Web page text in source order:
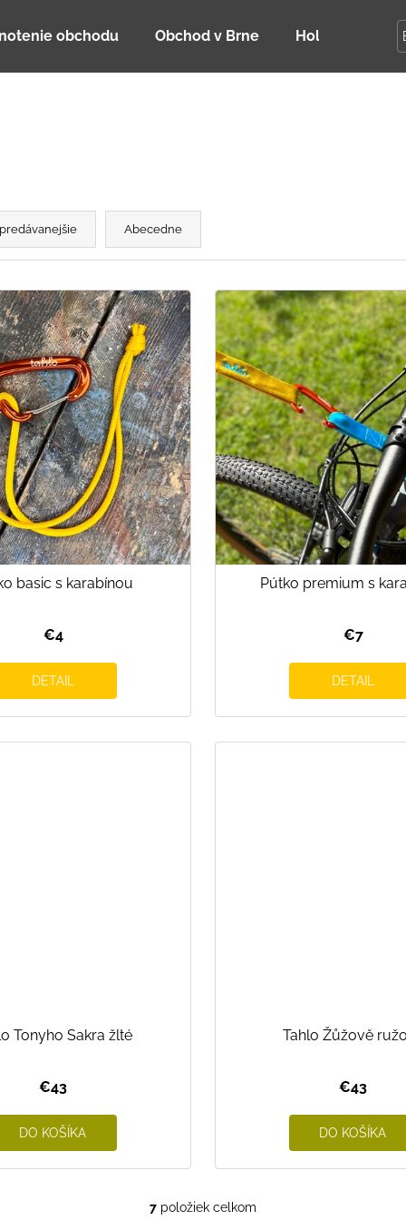
obchodu Obchod v Brne Holky
Abecedne
basic s karabínou
€4
DETAIL
Pútko premium s
€7
DETAIL
Tonyho Sakra žlté
€43
DO KOŠÍKA
Tahlo Žůžově
€43
DO KOŠÍKA
7 položiek celkom
Odporúčame
LETNÁ ČIAPKA S UV 30
MODRÁ
BAMBUSOVÉ
PRUHY MODRÉ
€18